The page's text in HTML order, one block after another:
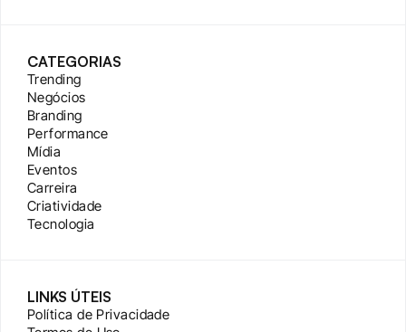
CATEGORIAS
Trending
Negócios
Branding
Performance
Mídia
Eventos
Carreira
Criatividade
Tecnologia
LINKS ÚTEIS
Política de Privacidade